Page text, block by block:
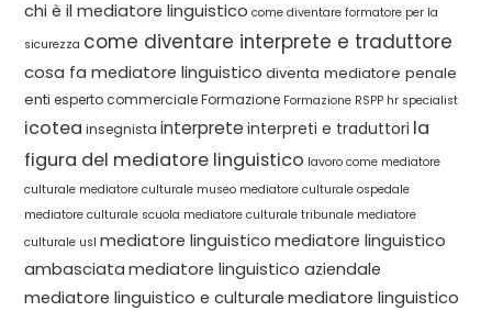
chi è il mediatore linguistico come diventare formatore per la
sicurezza come diventare interprete e traduttore
cosa fa mediatore linguistico diventa mediatore penale
enti esperto commerciale Formazione Formazione RSPP hr specialist
icotea insegnista interprete interpreti e traduttori la
figura del mediatore linguistico lavoro come mediatore
culturale mediatore culturale museo mediatore culturale ospedale
mediatore culturale scuola mediatore culturale tribunale mediatore
culturale usl mediatore linguistico mediatore linguistico
ambasciata mediatore linguistico aziendale
mediatore linguistico e culturale mediatore linguistico